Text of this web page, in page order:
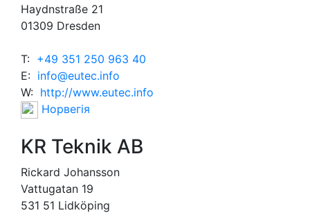
Haydnstraße 21
01309 Dresden
T: +49 351 250 963 40
E: info@eutec.info
W: http://www.eutec.info
Норвегія
KR Teknik AB
Rickard Johansson
Vattugatan 19
531 51 Lidköping